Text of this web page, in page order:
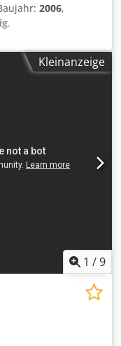
2006,
,
Spritzgewicht:2.254
DETAILS
62 kW
am Standort (L × B
ca. 33.000 kg
Kleinanzeige
1 /9